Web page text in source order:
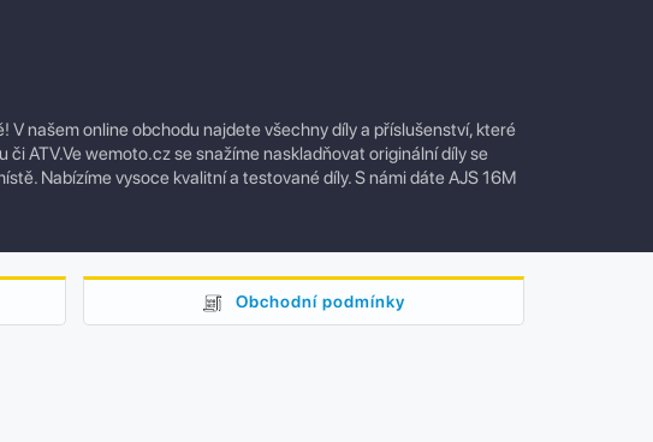
našem online obchodu najdete všechny díly a příslušenství, které
ATV.Ve wemoto.cz se snažíme naskladňovat originální díly se
Nabízíme vysoce kvalitní a testované díly. S námi dáte AJS 16M
Obchodní podmínky